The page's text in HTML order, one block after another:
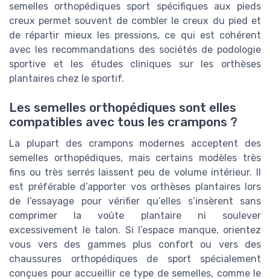
semelles orthopédiques sport spécifiques aux pieds
creux permet souvent de combler le creux du pied et
de répartir mieux les pressions, ce qui est cohérent
avec les recommandations des sociétés de podologie
sportive et les études cliniques sur les orthèses
plantaires chez le sportif.
Les semelles orthopédiques sont elles
compatibles avec tous les crampons ?
La plupart des crampons modernes acceptent des
semelles orthopédiques, mais certains modèles très
fins ou très serrés laissent peu de volume intérieur. Il
est préférable d’apporter vos orthèses plantaires lors
de l’essayage pour vérifier qu’elles s’insèrent sans
comprimer la voûte plantaire ni soulever
excessivement le talon. Si l’espace manque, orientez
vous vers des gammes plus confort ou vers des
chaussures orthopédiques de sport spécialement
conçues pour accueillir ce type de semelles, comme le